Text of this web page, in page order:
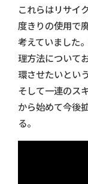
これらはリサイ
度きりの使用で
考えていました
理方法について
環させたいとい
そして一連のス
から始めて今後
る。